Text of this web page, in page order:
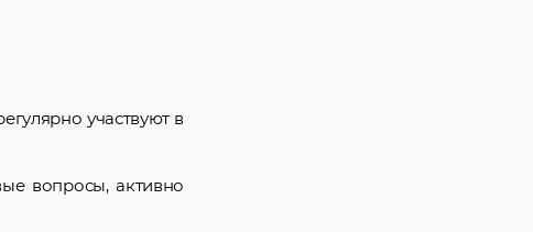
участвуют в
вопросы, активно